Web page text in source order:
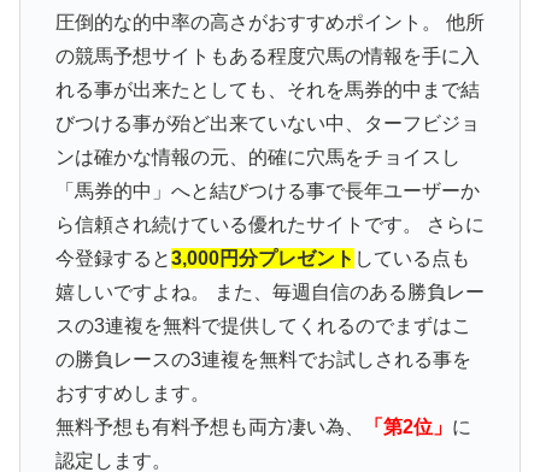
圧倒的な的中率の高さがおすすめポイント。 他所
の競馬予想サイトもある程度穴馬の情報を手に入
れる事が出来たとしても、それを馬券的中まで結
びつける事が殆ど出来ていない中、ターフビジョ
ンは確かな情報の元、的確に穴馬をチョイスし
「馬券的中」へと結びつける事で長年ユーザーか
ら信頼され続けている優れたサイトです。 さらに
今登録すると3,000円分プレゼント している点も
嬉しいですよね。 また、毎週自信のある勝負レー
スの3連複を無料で提供してくれるのでまずはこ
の勝負レースの3連複を無料でお試しされる事を
おすすめします。
無料予想も有料予想も両方凄い為、
「第2位」 に
認定します。